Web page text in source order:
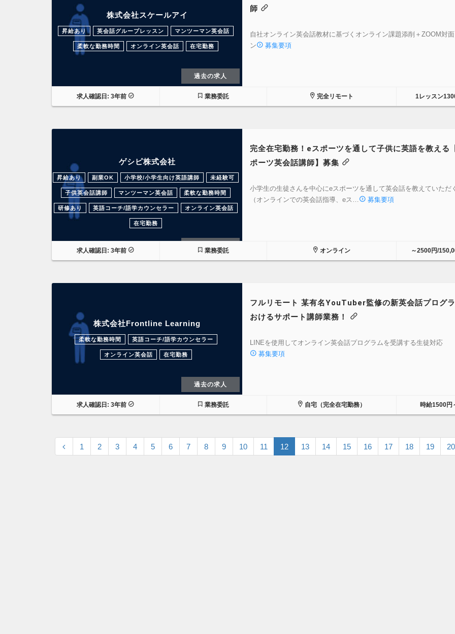
株式会社スケールアイ
昇給あり 英会話グループレッスン マンツーマン英会話
柔軟な勤務時間 オンライン英会話 在宅勤務
過去の求人
師
自社オンライン英会話教材に基づくオンライン課題添削＋ZOOM対
ン
募集要項
求人確認日: 3年前 業務委託 完全リモート 1レッスン
ゲシピ株式会社
昇給あり 副業OK 小学校/小学生向け英語講師 未経験可
子供英会話講師 マンツーマン英会話 柔軟な勤務時間
研修あり 英語コーチ/語学カウンセラー オンライン英会話
在宅勤務
過去の求人
完全在宅勤務！eスポーツを通して子供に英語を教える
ポーツ英会話講師】募集
小学生の生徒さんを中心にeスポーツを通して英会話を教えていただ
（オンラインでの英会話指導、eス…
募集要項
求人確認日: 3年前 業務委託 オンライン ～2500円/
株式会社Frontline Learning
柔軟な勤務時間 英語コーチ/語学カウンセラー
オンライン英会話 在宅勤務
過去の求人
フルリモート 某有名YouTuber監修の新英会話プログ
おけるサポート講師業務！
LINEを使用してオンライン英会話プログラムを受講する生徒対応
募集要項
求人確認日: 3年前 業務委託 自宅（完全在宅勤務） 時給1500円
1 2 3 4 5 6 7 8 9 10 11 12 13 14 15 16 17 18 19 20